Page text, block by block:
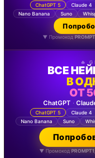
ChatGPT 5 Claude 4
Nano Banana
Suno
▼ Промокод
🔥
ВСЕ
В
ОТ
ChatGPT ·
ChatGPT 5 Claude 4
Nano Banana
Suno
▼ Промокод